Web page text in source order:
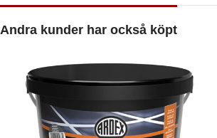
Andra kunder har också köpt